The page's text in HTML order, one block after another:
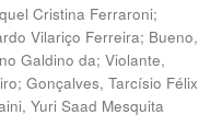
Cristina Ferraroni;
Vilariço Ferreira; Bueno,
Galdino da; Violante,
; Gonçalves, Tarcísio Félix
Yuri Saad Mesquita